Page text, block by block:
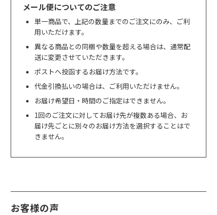
メール便についてのご注意
単一商品で、上記の数量までのご注文にのみ、ご利
用いただけます。
異なる商品との同梱や数量を超える場合は、通常配
送に変更させていただきます。
ポストへ投函するお届け方法です。
代金引換払いの場合は、ご利用いただけません。
お届け希望日・時間のご指定はできません。
1回のご注文に対してお届け先が複数ある場合、お
届け先ごとに別々のお届け方法を選択することはで
きません。
お客様の声